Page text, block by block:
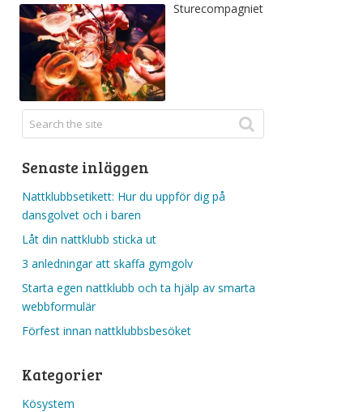
Sturecompagniet
Senaste inläggen
Nattklubbsetikett: Hur du uppför dig på
dansgolvet och i baren
Låt din nattklubb sticka ut
3 anledningar att skaffa gymgolv
Starta egen nattklubb och ta hjälp av smarta
webbformulär
Förfest innan nattklubbsbesöket
Kategorier
Kösystem